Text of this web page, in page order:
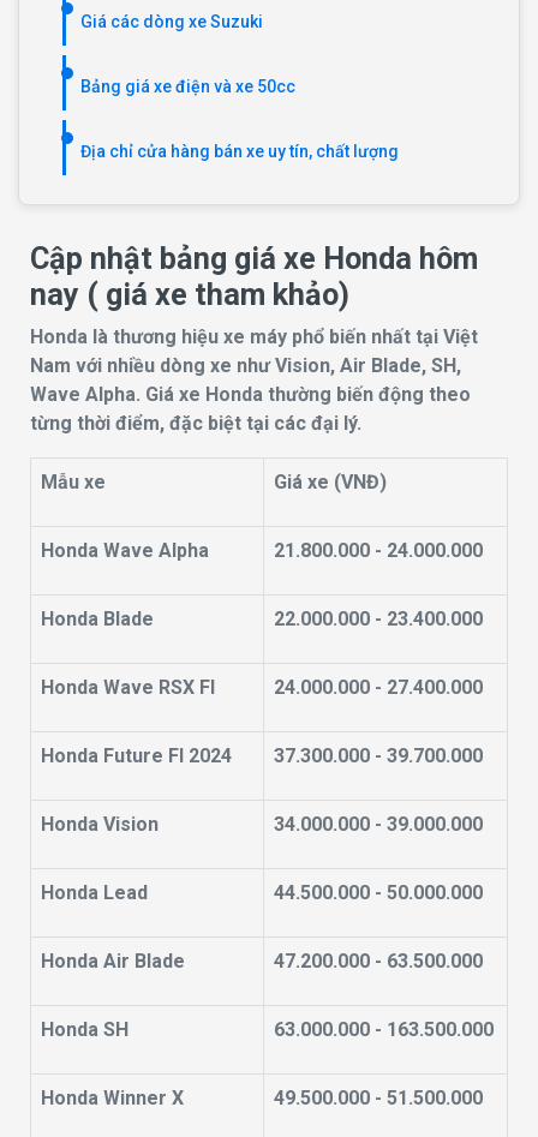
Giá các dòng xe Suzuki
Bảng giá xe điện và xe 50cc
Địa chỉ cửa hàng bán xe uy tín, chất lượng
Cập nhật bảng giá xe Honda hôm
nay ( giá xe tham khảo)
Honda là thương hiệu xe máy phổ biến nhất tại Việt
Nam với nhiều dòng xe như Vision, Air Blade, SH,
Wave Alpha. Giá xe Honda thường biến động theo
từng thời điểm, đặc biệt tại các đại lý.
Mẫu xe Giá xe (VNĐ)
Honda Wave Alpha 21.800.000 - 24.000.000
Honda Blade 22.000.000 - 23.400.000
Honda Wave RSX FI 24.000.000 - 27.400.000
Honda Future FI 2024 37.300.000 - 39.700.000
Honda Vision 34.000.000 - 39.000.000
Honda Lead 44.500.000 - 50.000.000
Honda Air Blade 47.200.000 - 63.500.000
Honda SH 63.000.000 - 163.500.000
Honda Winner X 49.500.000 - 51.500.000